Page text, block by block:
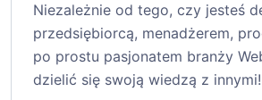
Niezależnie od tego, czy jesteś
przedsiębiorcą, menadżerem,
po prostu pasjonatem branży
dzielić się swoją wiedzą z innymi!